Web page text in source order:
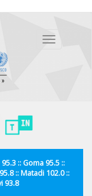
Toggle
:: Goma 95.5 ::
:: Matadi 102.0 ::
93.8